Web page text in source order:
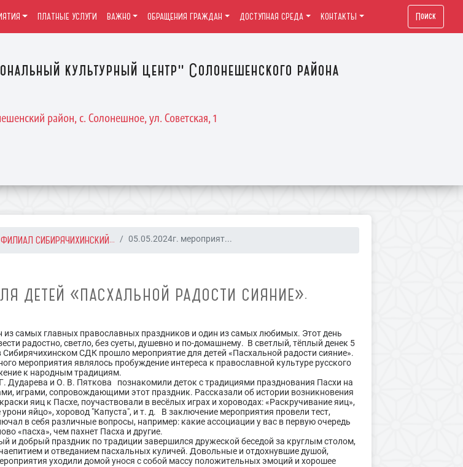
культурный центр" Солонешенского района
район, с. Солонешное, ул. Советская, 1
ПЛАТНЫЕ УСЛУГИ ВАЖНО ОБРАЩЕНИЯ ГРАЖДАН ДОСТУПНАЯ СРЕДА КОНТАКТЫ Поиск
ФИЛИАЛ СИБИРЯЧИХИНСКИЙ... 05.05.2024г. мероприят...
ДЕТЕЙ «ПАСХАЛЬНОЙ РАДОСТИ СИЯНИЕ».
из самых главных православных праздников и один из самых любимых. Этот день
радостно, светло, без суеты, душевно и по-домашнему. В светлый, тёплый денек 5
Сибирячихинском СДК прошло мероприятие для детей «Пасхальной радости сияние».
мероприятия являлось пробуждение интереса к православной культуре русского
к народным традициям.
Дударева и О. В. Пяткова познакомили деток с традициями празднования Пасхи на
играми, сопровождающими этот праздник. Рассказали об истории возникновения
яиц к Пасхе, поучаствовали в весёлых играх и хороводах: «Раскручивание яиц»,
урони яйцо», хоровод "Капуста", и т. д. В заключение мероприятия провели тест,
в себя различные вопросы, например: какие ассоциации у вас в первую очередь
«пасха», чем пахнет Пасха и другие.
и добрый праздник по традиции завершился дружеской беседой за круглым столом,
и отведанием пасхальных куличей. Довольные и отдохнувшие душой,
уходили домой унося с собой массу положительных эмоций и хорошее